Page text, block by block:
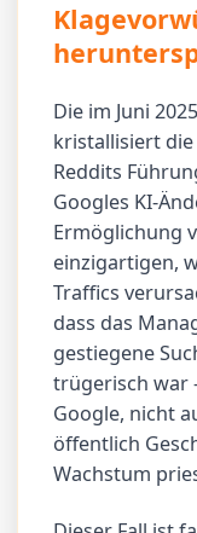
Die im Juni
kristallisiert die
Reddits
Googles KI-
Ermöglichung
einzigartigen,
Traffics
dass das
gestiegene
trügerisch war
Google, nicht
öffentlich
Wachstum